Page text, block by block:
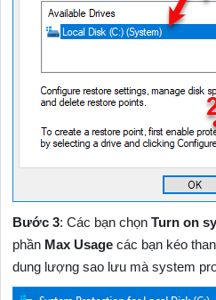
Bước 3: Các bạn chọnTurn on
phần Max Usage các bạn kéo
dung lượng sao lưu mà system